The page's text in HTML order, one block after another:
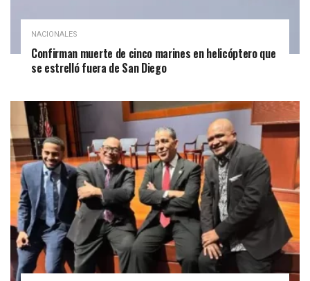
NACIONALES
Confirman muerte de cinco marines en helicóptero que
se estrelló fuera de San Diego